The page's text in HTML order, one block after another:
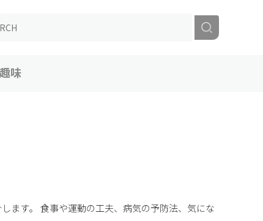
趣味
ます。 食事や運動の工夫、病気の予防法、気にな